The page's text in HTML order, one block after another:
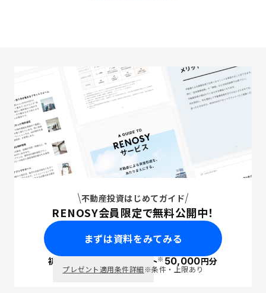
不動産投資はじめてガイド
RENOSY会員限定で無料公開中！
まずは資料をみてみる
初回面談で ポイント※50,000円分
プレゼント適用条件詳細※条件・上限あり